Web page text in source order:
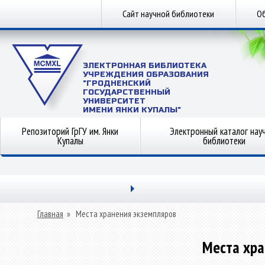
Сайт научной библиотеки
ЭЛЕКТРОННАЯ БИБЛИОТЕКА
УЧРЕЖДЕНИЯ ОБРАЗОВАНИЯ
"ГРОДНЕНСКИЙ
ГОСУДАРСТВЕННЫЙ
УНИВЕРСИТЕТ
ИМЕНИ ЯНКИ КУПАЛЫ"
Репозиторий ГрГУ им. Янки
Купалы
Электронный каталог
библиотеки
Главная » Места хранения экземпляров
Места